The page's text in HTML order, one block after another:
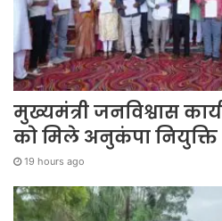
मुख्यमंत्री जनविश्वास
को मिले अनुकंपा
19 hours ago